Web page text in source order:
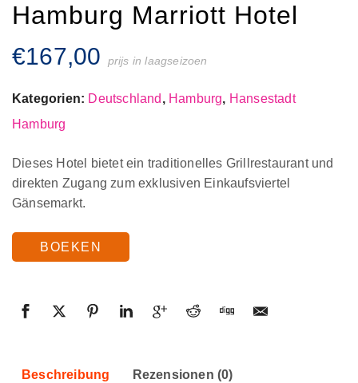
Hamburg Marriott Hotel
€167,00 prijs in laagseizoen
Kategorien: Deutschland , Hamburg, Hansestadt
Hamburg
Dieses Hotel bietet ein traditionelles Grillrestaurant und
direkten Zugang zum exklusiven Einkaufsviertel
Gänsemarkt.
BOEKEN
Beschreibung Rezensionen (0)